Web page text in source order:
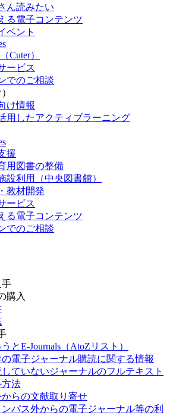
ん読みたい
る電子コンテンツ
ベント
Cuter）
ービス
でのご相談
け情報
用したアクティブラーニング
援
用図書の整備
設利用（中央図書館）
教材開発
ービス
る電子コンテンツ
でのご相談
手
購入
とE-Journals（AtoZリスト）
電子ジャーナル購読に関する情報
していないジャーナルのフルテキスト
方法
らの文献取り寄せ
ンパス外からの電子ジャーナル等の利